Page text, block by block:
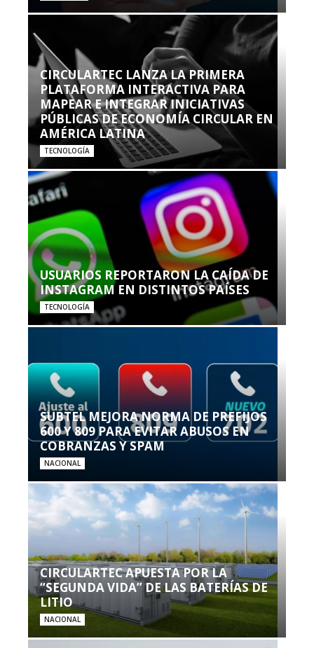
CIRCULARTEC LANZA LA PRIMERA
PLATAFORMA INTERACTIVA PARA
MAPEAR E INTEGRAR INICIATIVAS
PÚBLICAS DE ECONOMÍA CIRCULAR EN
AMÉRICA LATINA
TECNOLOGÍA
USUARIOS REPORTARON LA CAÍDA DE
INSTAGRAM EN DISTINTOS PAÍSES
TECNOLOGÍA
SUBTEL MEJORA NORMA DE PREFIJOS
600 Y 809 PARA EVITAR ABUSOS EN
COBRANZAS Y SPAM
NACIONAL
CIRCULARTEC APUESTA POR LA
“SEGUNDA VIDA” DE LAS BATERÍAS DE
LITIO
NACIONAL